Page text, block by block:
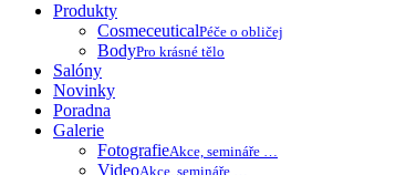
Produkty
CosmeceuticalPéče o obličej
BodyPro krásné tělo
Salóny
Novinky
Poradna
Galerie
FotografieAkce, semináře …
VideoAkce, semináře …